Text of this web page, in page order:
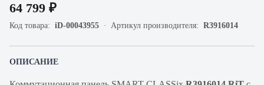
64 799 ₽
Код товара: iD-00043955 Артикул производителя: R3916014
ОПИСАНИЕ